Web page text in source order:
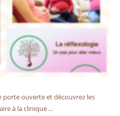
porte ouverte et découvrez les
à la clinique ...